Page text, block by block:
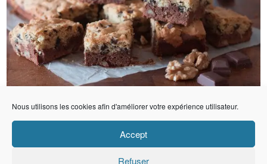
Nous utilisons les cookies afin d'améliorer votre expérience utilisateur.
Accept
Refuser